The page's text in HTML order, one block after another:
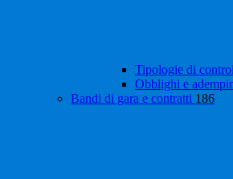
Tipologie di
Obblighi e
Bandi di gara e contratti 186